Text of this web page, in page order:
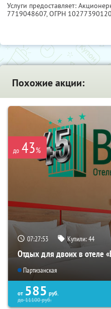
Услуги предоставляет:
7719048607, ОГРН
Похожие акции:
до 43%
07:27:52 Купили:44
Отдых для двоих в отеле
Партизанская
от 585 руб.
до11100руб.